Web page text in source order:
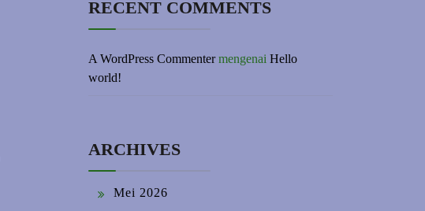
RECENT COMMENTS
A WordPress Commentermengenai Hello
world!
ARCHIVES
Mei 2026